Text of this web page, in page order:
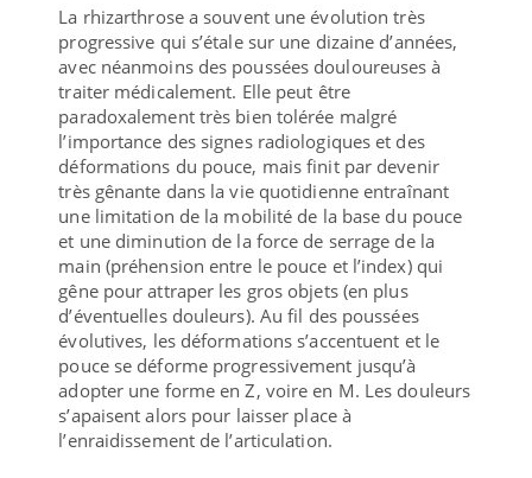
La rhizarthrose a souvent une évolution très
progressive qui s’étale sur une dizaine d’années,
avec néanmoins des poussées douloureuses à
traiter médicalement. Elle peut être
paradoxalement très bien tolérée malgré
l’importance des signes radiologiques et des
déformations du pouce, mais finit par devenir
très gênante dans la vie quotidienne entraînant
une limitation de la mobilité de la base du pouce
et une diminution de la force de serrage de la
main (préhension entre le pouce et l’index) qui
gêne pour attraper les gros objets (en plus
d’éventuelles douleurs). Au fil des poussées
évolutives, les déformations s’accentuent et le
pouce se déforme progressivement jusqu’à
adopter une forme en Z, voire en M. Les douleurs
s’apaisent alors pour laisser place à
l’enraidissement de l’articulation.